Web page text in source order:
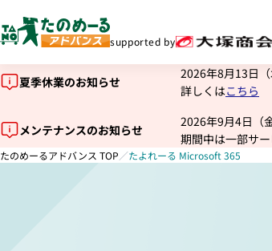
supported by
夏季休業のお知らせ
2026年8月13日
詳しくはこちら
メンテナンスのお知らせ
2026年9月4日（
期間中は一部サ
たのめーるアドバンス TOP／たよれーる Microsoft 365
申し込む